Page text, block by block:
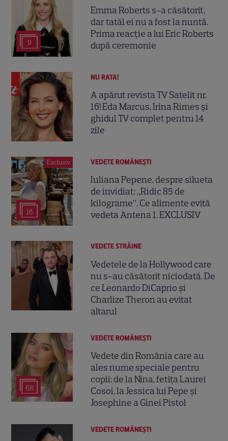
9
Emma Roberts s-a căsătorit,
dar tatăl ei nu a fost la nuntă.
Prima reacție a lui Eric Roberts
după ceremonie
NU RATA!
A apărut revista TV Satelit nr.
16! Eda Marcus, Irina Rimes și
ghidul TV complet pentru 14
zile
Exclusiv
16
VEDETE ROMÂNEŞTI
Iuliana Pepene, despre silueta
de invidiat: „Ridic 85 de
kilograme”. Ce alimente evită
vedeta Antena 1. EXCLUSIV
VEDETE STRĂINE
Vedetele de la Hollywood care
nu s-au căsătorit niciodată. De
ce Leonardo DiCaprio și
Charlize Theron au evitat
altarul
68
VEDETE ROMÂNEŞTI
Vedete din România care au
ales nume speciale pentru
copii: de la Nina, fetița Laurei
Cosoi, la Jessica lui Pepe și
Josephine a Ginei Pistol
VEDETE ROMÂNEŞTI